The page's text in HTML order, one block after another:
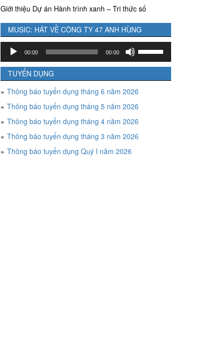
Giới thiệu Dự án Hành trình xanh – Tri thức số
MUSIC: HÁT VỀ CÔNG TY 47 ANH HÙNG
Trình
chơi
Audio
00:00 00:00
các
phím
mũi
để
tăng
TUYỂN DỤNG
Thông báo tuyển dụng tháng 6 năm 2026
Thông báo tuyển dụng tháng 5 năm 2026
Thông báo tuyển dụng tháng 4 năm 2026
Thông báo tuyển dụng tháng 3 năm 2026
Thông báo tuyển dụng Quý I năm 2026